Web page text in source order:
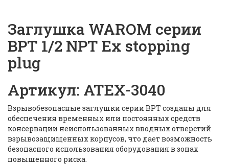
Заглушка WAROM серии
BPT 1/2 NPT Ex stopping
plug
Артикул: ATEX-3040
Взрывобезопасные заглушки серии BPT созданы для
обеспечения временных или постоянных средств
консервации неиспользованных вводных отверстий
взрывозащищенных корпусов, что дает возможность
безопасного использования оборудования в зонах
повышенного риска.